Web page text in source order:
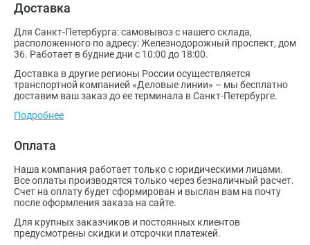
Доставка
Для Санкт-Петербурга: самовывоз с нашего склада,
расположенного по адресу: Железнодорожный проспект, дом
36. Работает в будние дни с 10:00 до 18:00.
Доставка в другие регионы России осуществляется
транспортной компанией «Деловые линии» – мы бесплатно
доставим ваш заказ до ее терминала в Санкт-Петербурге.
Подробнее
Оплата
Наша компания работает только с юридическими лицами.
Все оплаты производятся только через безналичный расчет.
Счет на оплату будет сформирован и выслан вам на почту
после оформления заказа на сайте.
Для крупных заказчиков и постоянных клиентов
предусмотрены скидки и отсрочки платежей.